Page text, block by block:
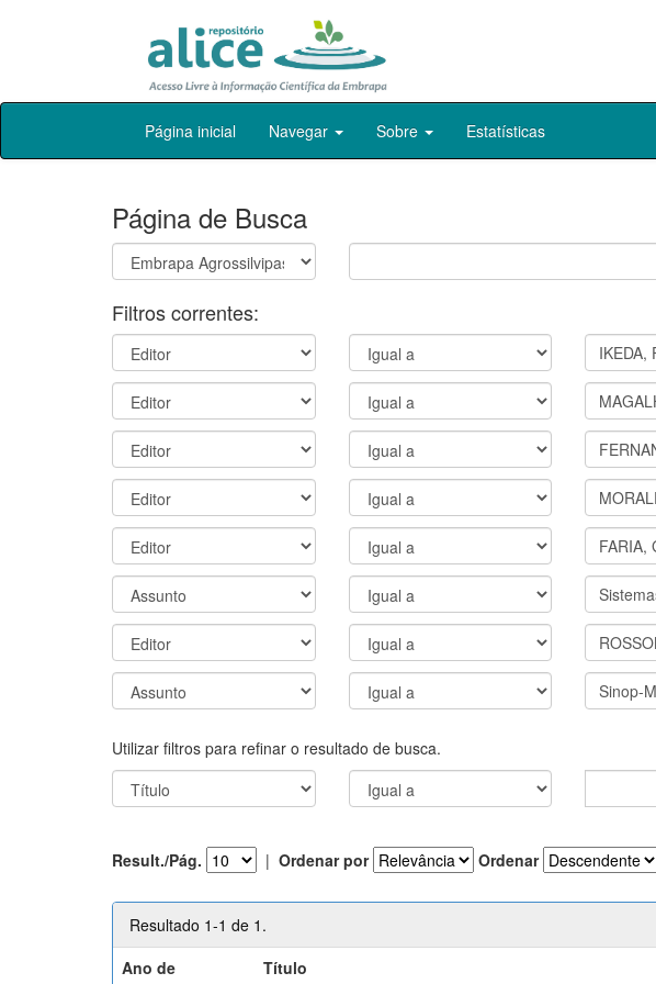
Skip
Página inicial Navegar Sobre Estatísticas
Página de Busca
Filtros correntes:
Utilizar filtros para refinar o resultado de busca.
Result./Pág. | Ordenar por Ordenar
Resultado 1-1 de 1.
Ano de
Título